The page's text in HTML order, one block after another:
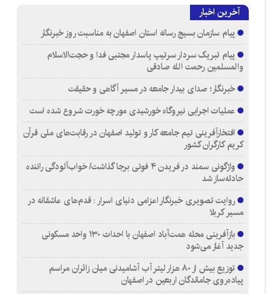
آخرین اخبار
پیام سازمان بسیج رسانه استان اصفهان به مناسبت روز خبرنگار
پیام تبریک سردار سرتیپ پاسدار مجتبی فدا و حجت‌الاسلام
والمسلمین رحمت الله صادقی
خبرنگار؛ صدای بیدار جامعه در مسیر آگاهی و حقیقت
عملیات اجرایی نیروگاه خورشیدی مورچه خورت شروع شده است
افتخارآفرینی تیم جامعه کار و تولید اصفهان در رقابت‌های ملی قرآن
کریم کارگران کشور
واژگونی سمند در فریدن ۴ فوتی برجا گذاشت/ خواب‌آلودگی راننده
حادثه‌ساز شد
روایت تصویری خبرنگار اعزامی دنیای اسرار : قدم‌های عاشقانه در
مسیر کربلا
بازآفرینی محله همت‌آباد اصفهان با احداث ۱۳۰ واحد مسکونی
جدید آغاز می‌شود
توزیع بیش از ۸۰ هزار لیتر آب آشامیدنی میان زائران مراسم
پیاده‌روی جاماندگان اربعین در اصفهان